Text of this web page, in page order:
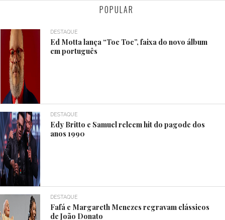
POPULAR
DESTAQUE
Ed Motta lança “Toc Toc”, faixa do novo álbum
em português
DESTAQUE
Edy Britto e Samuel releem hit do pagode dos
anos 1990
DESTAQUE
Fafá e Margareth Menezes regravam clássicos
de João Donato